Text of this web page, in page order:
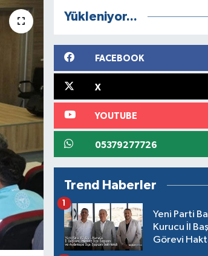
Yükleniyor...
FACEBOOK
X
YOUTUBE
05379277726
Trend Haberler
Yeni Parti
Kurucu İl
Görevi
1